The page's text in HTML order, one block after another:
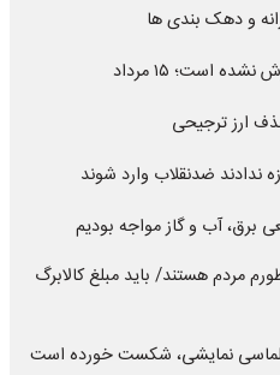
و دهک بندی ها
است؛ ۱۵ مرداد
ارز ترجیحی
ندادند ضدنقلاب وارد شوند
برق، آب و گاز مواجه بودیم
مردم هستند/ باید مبلغ کالابرگ
نمایشی، شکست خورده است